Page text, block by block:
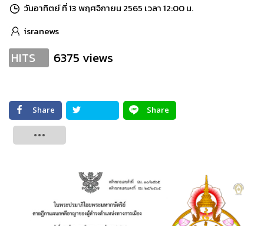
วันอาทิตย์ ที่ 13 พฤศจิกายน 2565 เวลา 12:00 น.
isranews
HITS 6375 views
Share
Share